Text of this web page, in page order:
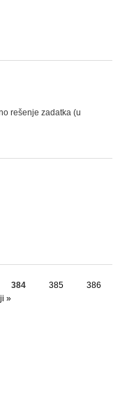
rešenje zadatka (u
384 385
386
»